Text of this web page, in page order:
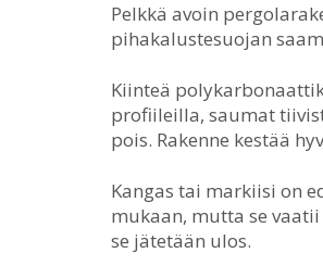
Pelkkä avoin
pihakalustesuojan
Kiinteä
profiileilla, saumat
pois. Rakenne kestää
Kangas tai markiisi on
mukaan, mutta se
se jätetään ulos.